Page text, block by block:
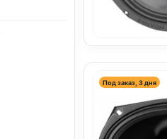
Под заказ, 3 дня